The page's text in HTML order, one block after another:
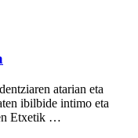
atarian eta
ibilbide intimo eta
Etxetik …